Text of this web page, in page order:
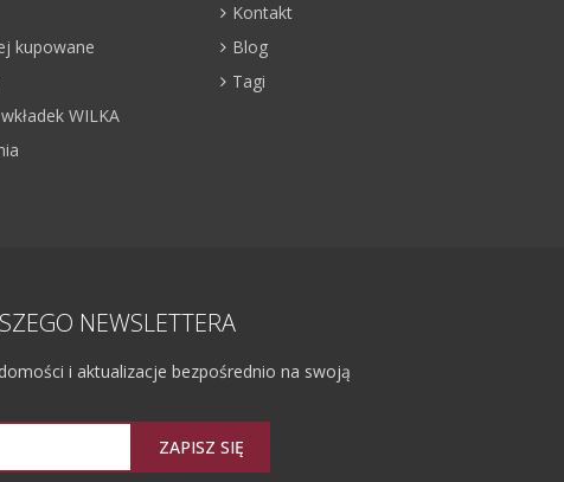
kupowane
WILKA
Kontakt
Blog
Tagi
NEWSLETTERA
i aktualizacje bezpośrednio na swoją
ZAPISZ SIĘ